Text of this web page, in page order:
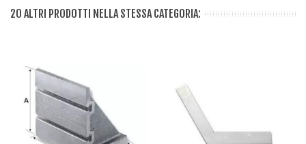
20 ALTRI PRODOTTI NELLA STESSA CATEGORIA: